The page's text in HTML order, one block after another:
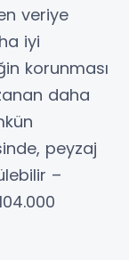
veriye
iyi
korunması
daha
peyzaj
–